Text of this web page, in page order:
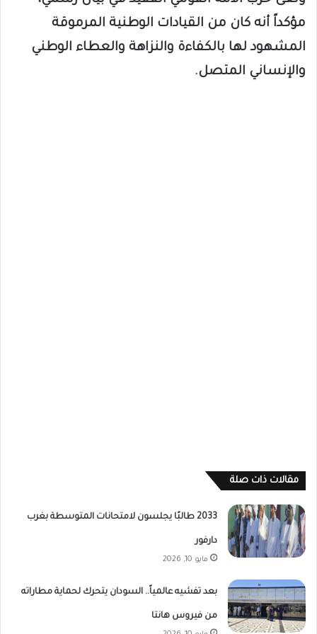
مؤكداً أنه كان من القيادات الوطنية المرموقة
المشهود لها بالكفاءة والنزاهة والعطاء الوطني
والإنساني المتصل.
مقالات ذات صلة
2033 طالبًا يجلسون لامتحانات المتوسطة بغرب
دارفور
مايو 10, 2026
بعد تفشيه عالمياً.. السودان يتحرك لحماية مطاراته
من فيروس هانتا